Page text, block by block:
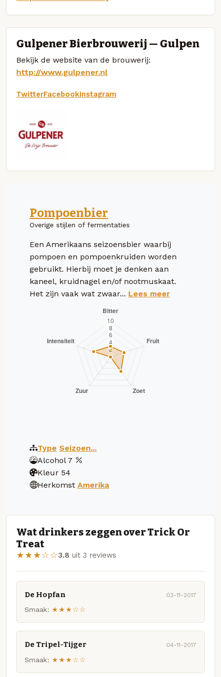
Gulpener Bierbrouwerij — Gulpen
Bekijk de website van de brouwerij:
http://www.gulpener.nl
TwitterFacebookInstagram
Pompoenbier
Overige stijlen of fermentaties
Een Amerikaans seizoensbier waarbij
pompoen en pompoenkruiden worden
gebruikt. Hierbij moet je denken aan
kaneel, kruidnagel en/of nootmuskaat.
Het zijn vaak wat zwaar... Lees meer
Type Seizoen...
Alcohol 7
Kleur 54
Herkomst Amerika
Wat drinkers zeggen over Trick Or
Treat
★★★☆☆3.8 uit 3 reviews
De Hopfan 03-11-2017
Smaak: ★★★☆☆
De Tripel-Tijger 04-11-2017
Smaak: ★★★☆☆